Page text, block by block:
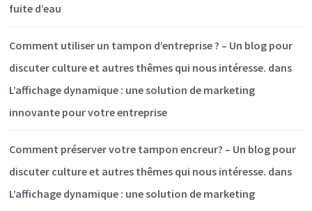
fuite d’eau
Comment utiliser un tampon d’entreprise ? – Un blog pour
discuter culture et autres thêmes qui nous intéresse. dans
L’affichage dynamique : une solution de marketing
innovante pour votre entreprise
Comment préserver votre tampon encreur? – Un blog pour
discuter culture et autres thêmes qui nous intéresse. dans
L’affichage dynamique : une solution de marketing